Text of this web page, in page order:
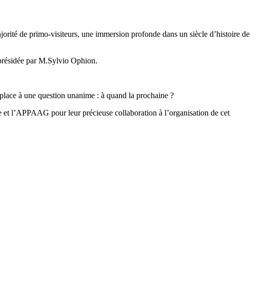
de primo-visiteurs, une immersion profonde dans un siècle d’histoire de
par M.Sylvio Ophion.
à une question unanime : à quand la prochaine ?
l’APPAAG pour leur précieuse collaboration à l’organisation de cet